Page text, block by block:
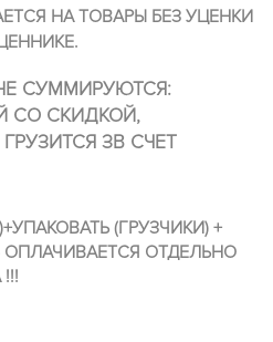
НА ТОВАРЫ БЕЗ УЦЕНКИ
СУММИРУЮТСЯ:
СО СКИДКОЙ,
ЗВ СЧЕТ
(ГРУЗЧИКИ) +
ОТДЕЛЬНО